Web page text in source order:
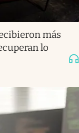
más
lo